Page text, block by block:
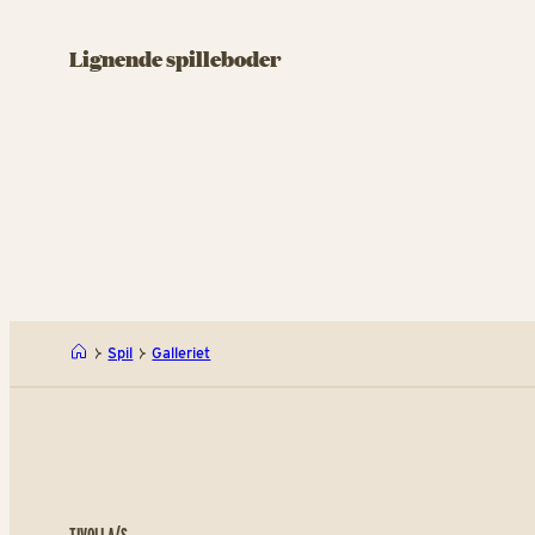
Lignende spilleboder
Samspillet
Spil Galleriet